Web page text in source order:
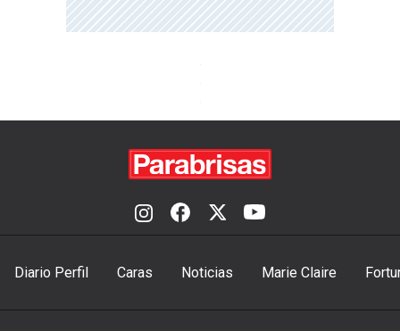
Diario Perfil Caras Noticias Marie Claire